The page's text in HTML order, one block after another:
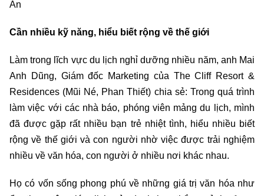
An
Cần nhiều kỹ năng, hiểu biết rộng về thế giới
Làm trong lĩch vực du lịch nghỉ dưỡng nhiều năm, anh Mai
Anh Dũng, Giám đốc Marketing của The Cliff Resort &
Residences (Mũi Né, Phan Thiết) chia sẻ: Trong quá trình
làm việc với các nhà báo, phóng viên mảng du lịch, mình
đã được gặp rất nhiều bạn trẻ nhiệt tình, hiểu nhiều biết
rộng về thế giới và con người nhờ việc được trải nghiệm
nhiều về văn hóa, con người ở nhiều nơi khác nhau.
Họ có vốn sống phong phú về những giá trị văn hóa như